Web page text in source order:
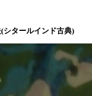
シタールインド古典)